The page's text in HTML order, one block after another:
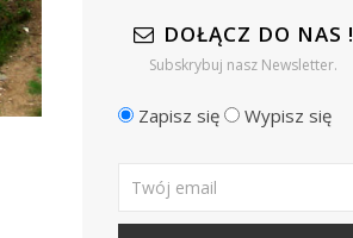
DOŁĄCZ DO NAS !
Subskrybuj nasz Newsletter.
Zapisz się Wypisz się